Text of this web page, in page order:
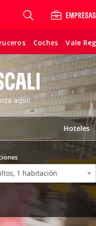
Coches Vale
aquí!
Hoteles